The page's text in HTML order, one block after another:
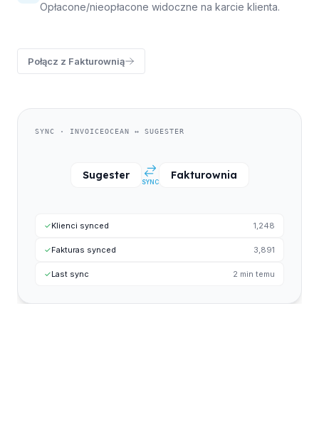
Opłacone/nieopłacone widoczne na karcie klienta.
Połącz z Fakturownią
SYNC · INVOICEOCEAN ↔ SUGESTER
Sugester
SYNC
Fakturownia
✓Klienci synced 1,248
✓Fakturas synced 3,891
✓Last sync 2 min temu